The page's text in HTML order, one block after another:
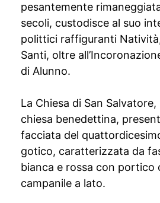
pesantemente
secoli, custodisce al suo
polittici raffiguranti
Santi, oltre
di Alunno.
La Chiesa di San
chiesa benedettina,
facciata del
gotico, caratterizzata da
bianca e rossa con portico
campanile a lato.